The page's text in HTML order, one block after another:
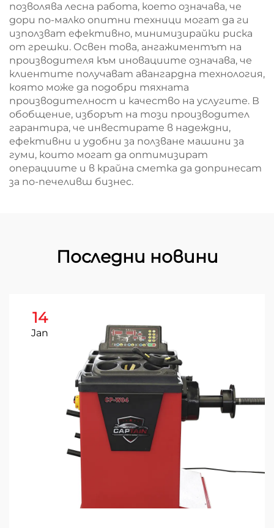
позволява лесна работа, което означава, че
дори по-малко опитни техници могат да ги
използват ефективно, минимизирайки риска
от грешки. Освен това, ангажиментът на
производителя към иновациите означава, че
клиентите получават авангардна технология,
която може да подобри тяхната
производителност и качество на услугите. В
обобщение, изборът на този производител
гарантира, че инвестирате в надеждни,
ефективни и удобни за ползване машини за
гуми, които могат да оптимизират
операциите и в крайна сметка да допринесат
за по-печеливш бизнес.
Последни новини
14
Jan